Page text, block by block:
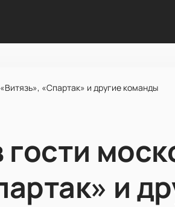
«Спартак» и другие команды
и